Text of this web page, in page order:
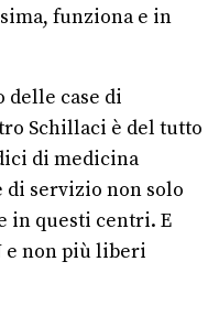
funziona e in
delle case di
Schillaci è del tutto
di medicina
servizio non solo
in questi centri. E
e non più liberi